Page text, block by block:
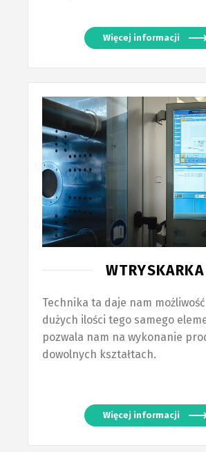
Więcej informacji
WTRYSKARKA
Technika ta daje nam
dużych ilości tego samego
pozwala nam na wykonanie
dowolnych kształtach.
Więcej informacji